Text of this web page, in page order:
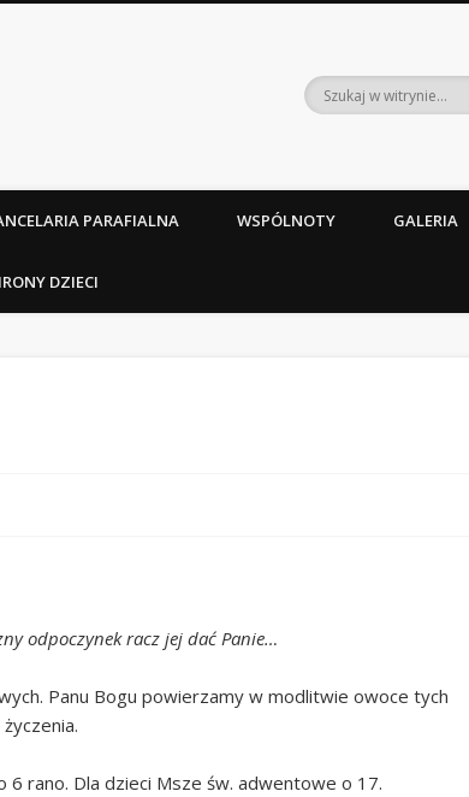
PARAFIALNA WSPÓLNOTY GALERIA
DZIECI
odpoczynek racz jej dać Panie…
Panu Bogu powierzamy w modlitwie owoce tych
rano. Dla dzieci Msze św. adwentowe o 17.